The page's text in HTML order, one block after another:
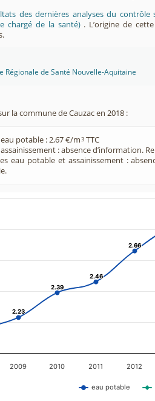
des dernières analyses du
chargé de la santé) . L’origine de
Régionale de Santé Nouvelle-Aquitaine
la commune de Cauzac en 2018 :
potable : 2,67 €/m3 TTC
: absence d’information.
eau potable et assainissement :
2.23
2.23
2.39
2.39
2.46
2.46
2.66
2.66
eau potable
2009 2010 2011 2012